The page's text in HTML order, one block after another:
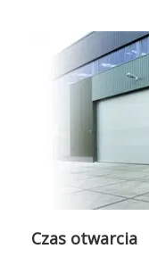
Czas otwarcia